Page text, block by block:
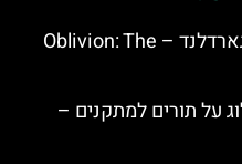
רכבת ההרים המפחידה של גארדלנד – Oblivion: The
על תורים למתקנים –